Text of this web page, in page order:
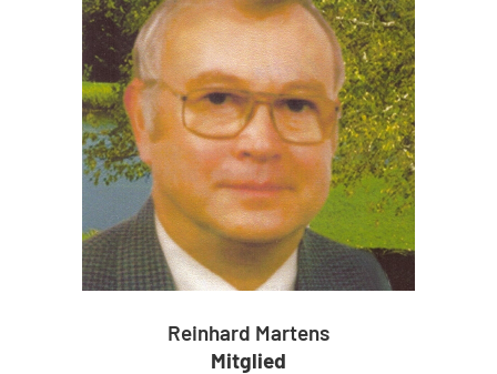
Reinhard Martens
Mitglied